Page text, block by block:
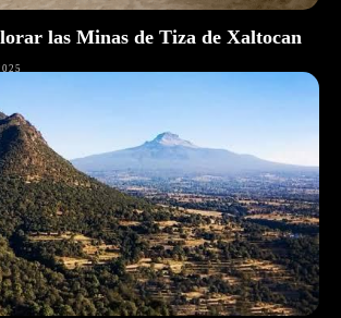
las Minas de Tiza de Xaltocan